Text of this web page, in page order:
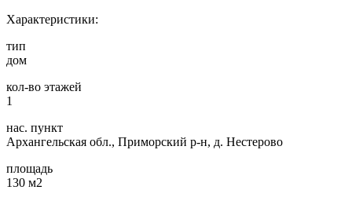
Характеристики:
тип
дом
кол-во этажей
1
нас. пункт
Архангельская обл., Приморский р-н, д. Нестерово
площадь
130 м2